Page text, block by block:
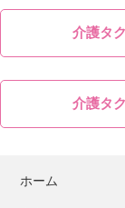
介護タ
介護タ
ホーム